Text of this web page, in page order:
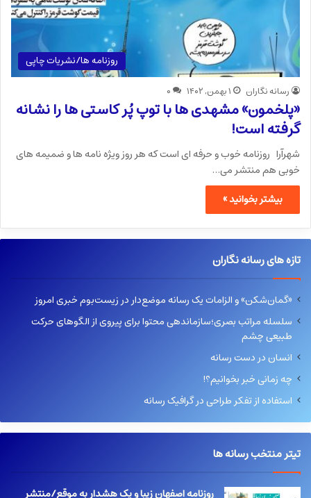
روزنامه ها/نشریات چاپی
رسانه نگاران ۱ بهمن, ۱۴۰۲ ۰
«پلخمون» مشهدی ها با توپ پُر کاستی ها را نشانه
گرفته است!
شهرآرا روزنامه خوب و حرفه ای است که هر روز ویژه نامه ها و ضمیمه های
خوبی هم منتشر می…
بیشتر بخوانید »
تازه های رسانه نگاران
«گمان‌شکن» و الزامات یک رسانه موضع‌دار در زیست‌بوم خبری امروز
سلسله مراتب بصری؛سازماندهی محتوا برای پیروی از الگوهای حرکت
طبیعی چشم
انسان در دست رسانه
چه زمانی خبر بخوانیم؟!
استفاده از تفکر طراحی در گرافیک رسانه
تیتر منتخب رسانه ها
روزنامه اصفهان زیبا و یک هشدار به موقع/منتشر